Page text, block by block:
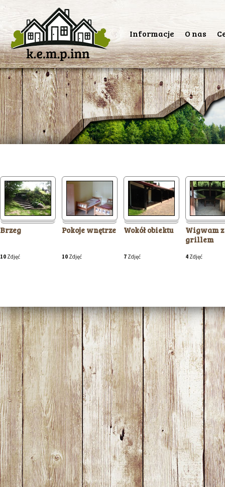
Przeskocz
do
treści
Informacje O nas
Brzeg
10 Zdjęć
Pokoje wnętrze
10 Zdjęć
Wokół obiektu
7 Zdjęć
Wigwam z
grillem
4 Zdjęć